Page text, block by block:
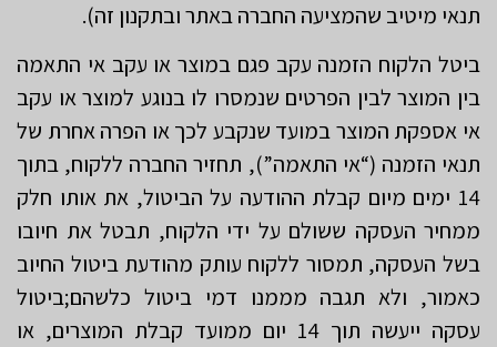
תנאי מיטיב שהמציעה החברה באתר ובתקנון זה).
ביטל הלקוח הזמנה עקב פגם במוצר או עקב אי התאמה
בין המוצר לבין הפרטים שנמסרו לו בנוגע למוצר או עקב
אי אספקת המוצר במועד שנקבע לכך או הפרה אחרת של
תנאי הזמנה (“אי התאמה”), תחזיר החברה ללקוח, בתוך
14 ימים מיום קבלת ההודעה על הביטול, את אותו חלק
ממחיר העסקה ששולם על ידי הלקוח, תבטל את חיובו
בשל העסקה, תמסור ללקוח עותק מהודעת ביטול החיוב
כאמור, ולא תגבה מממנו דמי ביטול כלשהם;ביטול
עסקה ייעשה תוך 14 יום ממועד קבלת המוצרים, או